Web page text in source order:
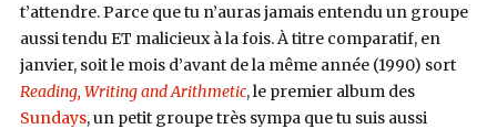
t’attendre. Parce que tu n’auras jamais entendu un groupe
aussi tendu ET malicieux à la fois. À titre comparatif, en
janvier, soit le mois d’avant de la même année (1990) sort
Reading, Writing and Arithmetic, le premier album des
Sundays, un petit groupe très sympa que tu suis aussi